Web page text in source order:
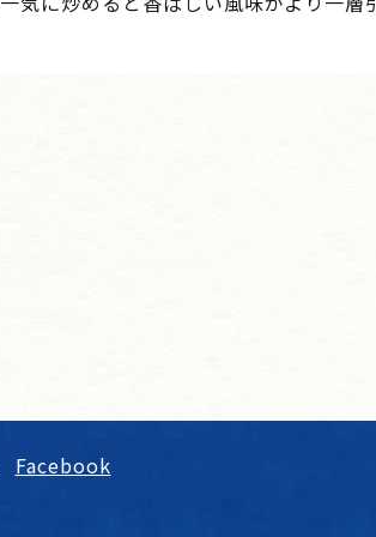
Facebook